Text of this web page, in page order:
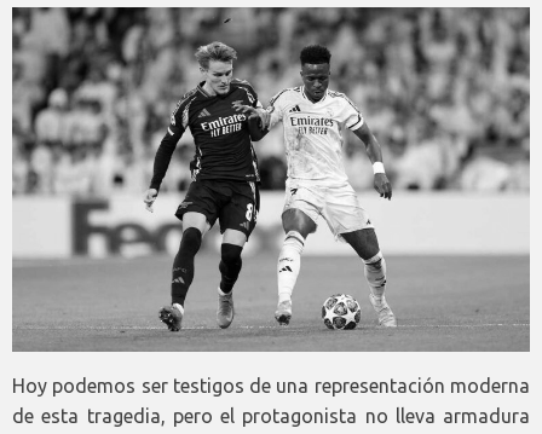
Hoy podemos ser testigos de una representación moderna
de esta tragedia, pero el protagonista no lleva armadura